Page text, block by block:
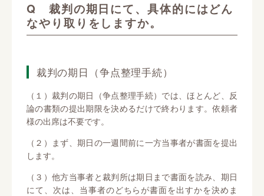
Q 裁判の期日にて、具体的にはどん
なやり取りをしますか。
裁判の期日（争点整理手続）
（１）裁判の期日（争点整理手続）では、ほとんど、反
論の書類の提出期限を決めるだけで終わります。依頼者
様の出席は不要です。
（２）まず、期日の一週間前に一方当事者が書面を提出
します。
（３）他方当事者と裁判所は期日まで書面を読み、期日
にて、次は、当事者のどちらが書面を出すかを決めま